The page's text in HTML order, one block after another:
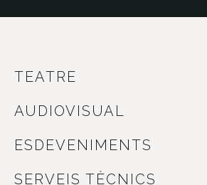
TEATRE
AUDIOVISUAL
ESDEVENIMENTS
SERVEIS TÈCNICS